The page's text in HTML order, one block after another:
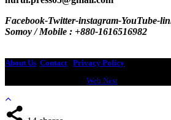
Facebook-Twitter-instagram-YouTube-
Somoy / Mobile : +880-1616516982
About Us Contact
Privacy Policy
Web Nest